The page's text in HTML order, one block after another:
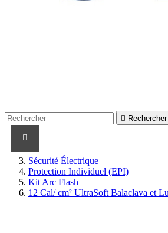
 Rechercher
Sécurité Électrique
Protection Individuel (EPI)
Kit Arc Flash
12 Cal/ cm² UltraSoft Balaclava et